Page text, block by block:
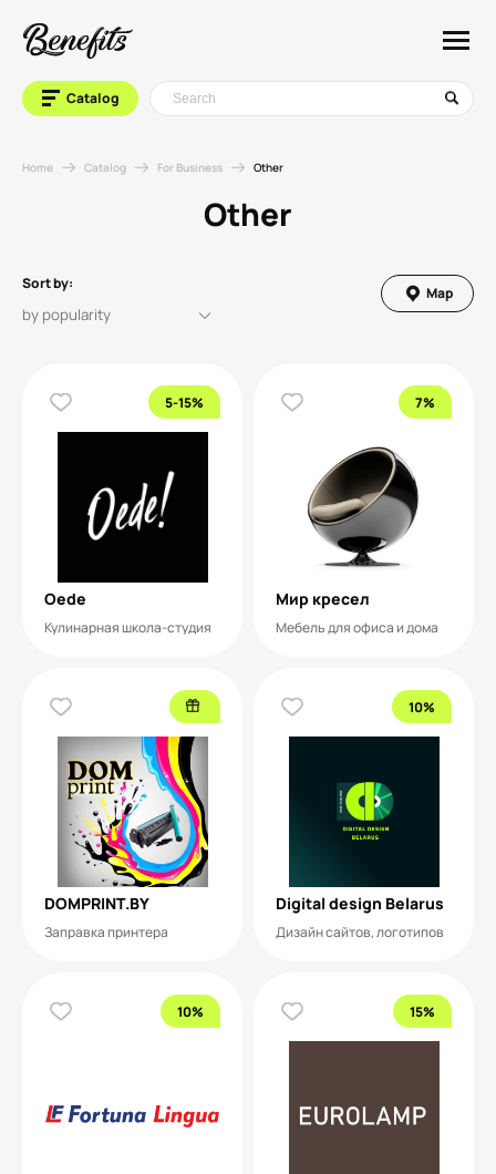
Catalog
Home Catalog For Business Other
Other
Sort by:
Map
5-15%
Oede
Кулинарная школа-студия
7%
Мир кресел
Мебель для офиса и дома
DOMPRINT.BY
Заправка принтера
10%
Digital design Belarus
Дизайн сайтов, логотипов
10% 15%